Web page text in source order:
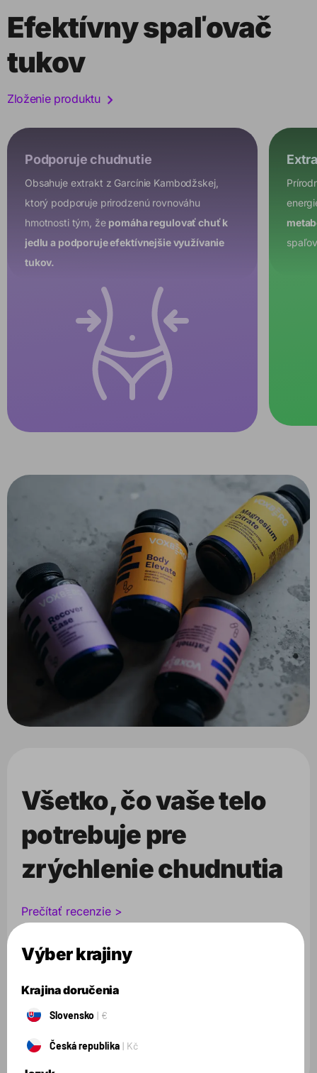
Efektívny spaľovač
tukov
Zloženie produktu
Podporuje chudnutie
Obsahuje extrakt z Garcínie Kambodžskej,
ktorý podporuje prirodzenú rovnováhu
hmotnosti tým, že pomáha regulovať chuť k
jedlu a podporuje efektívnejšie využívanie
tukov.
Všetko, čo vaše telo
potrebuje pre
zrýchlenie chudnutia
Prečítať recenzie >
kombináciu minerálnych látok, rastlinných extraktov a
vitamínov,
ktoré dopĺňajú a podporujú tvoje telo v procese
Výber krajiny
Krajina doručenia
Slovensko €
Česká republika Kč